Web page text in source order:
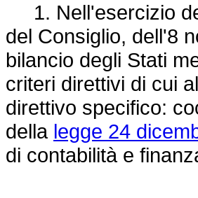
1. Nell'esercizio
del Consiglio, dell'8
bilancio degli Stati
criteri direttivi di cui
direttivo specifico:
della legge 24
di contabilità e